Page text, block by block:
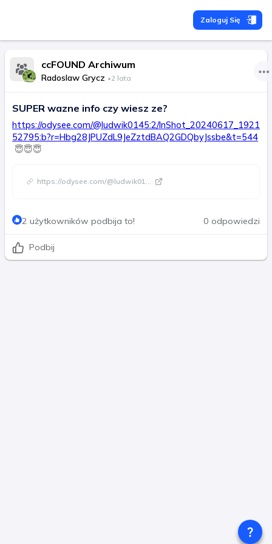
Zaloguj Się
ccFOUND Archiwum
Radoslaw Grycz •2 lata
SUPER wazne info czy wiesz ze?
https://odysee.com/@ludwik0145:2/InShot_20240617_1921
52795:b?r=Hbg28JPUZdL9JeZztdBAQ2GDQbyJssbe&t=544
😇😇😇
https://odysee.com/@ludwik01...
2 użytkowników podbija to! 0 odpowiedzi
Podbij